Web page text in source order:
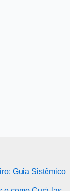
Guia Sistêmico